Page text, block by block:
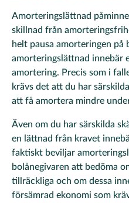
Amorteringslättnad
skillnad från
helt pausa amorteringen på
amorteringslättnad innebär
amortering. Precis som i
krävs det att du har
att få amortera mindre
Även om du har särskilda
en lättnad från kravet
faktiskt beviljar
bolånegivaren att bedöma
tillräckliga och om dessa
försämrad ekonomi som